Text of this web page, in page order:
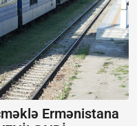
Ermənistana